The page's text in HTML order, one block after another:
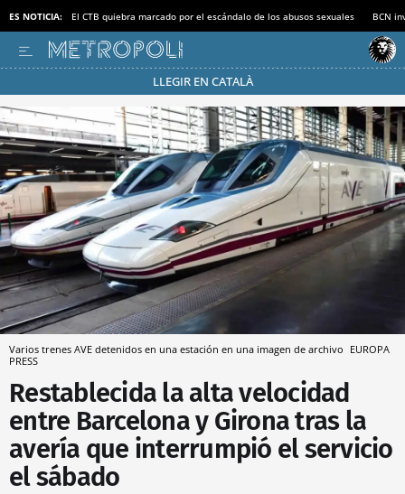
ES NOTICIA: El CTB quiebra marcado por el escándalo de los abusos sexuales BCN
LLEGIR EN CATALÀ
Pásate al MODO AHORRO
Varios trenes AVE detenidos en una estación en una imagen de archivo EUROPA
PRESS
Restablecida la alta velocidad
entre Barcelona y Girona tras la
avería que interrumpió el servicio
el sábado